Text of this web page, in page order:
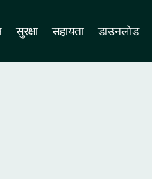
सुरक्षा सहायता डाउनलोड